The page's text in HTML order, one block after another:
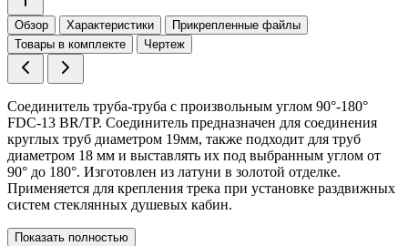
Обзор Характеристики
Прикрепленные файлы
Товары в комплекте
Чертеж
Соединитель труба-труба с произвольным углом 90°-180°
FDC-13 BR/TP. Соединитель предназначен для соединения
круглых труб диаметром 19мм, также подходит для труб
диаметром 18 мм и выставлять их под выбранным углом от
90° до 180°. Изготовлен из латуни в золотой отделке.
Применяется для крепления трека при установке раздвижных
систем стеклянных душевых кабин.
Показать полностью